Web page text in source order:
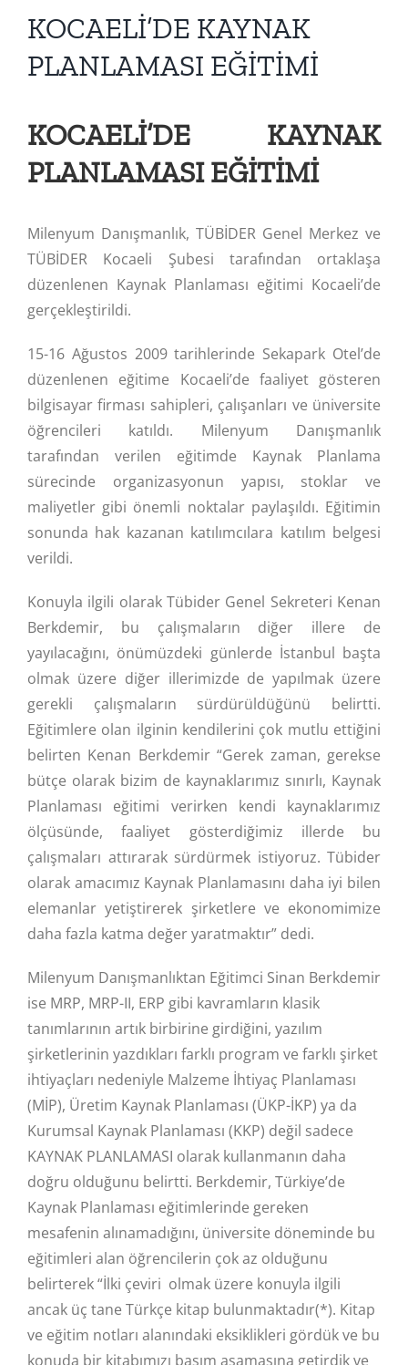
KOCAELİ’DE KAYNAK
PLANLAMASI EĞİTİMİ
KOCAELİ’DE KAYNAK
PLANLAMASI EĞİTİMİ
Milenyum Danışmanlık, TÜBİDER Genel Merkez ve
TÜBİDER Kocaeli Şubesi tarafından ortaklaşa
düzenlenen Kaynak Planlaması eğitimi Kocaeli’de
gerçekleştirildi.
15-16 Ağustos 2009 tarihlerinde Sekapark Otel’de
düzenlenen eğitime Kocaeli’de faaliyet gösteren
bilgisayar firması sahipleri, çalışanları ve üniversite
öğrencileri katıldı. Milenyum Danışmanlık
tarafından verilen eğitimde Kaynak Planlama
sürecinde organizasyonun yapısı, stoklar ve
maliyetler gibi önemli noktalar paylaşıldı. Eğitimin
sonunda hak kazanan katılımcılara katılım belgesi
verildi.
Konuyla ilgili olarak Tübider Genel Sekreteri Kenan
Berkdemir, bu çalışmaların diğer illere de
yayılacağını, önümüzdeki günlerde İstanbul başta
olmak üzere diğer illerimizde de yapılmak üzere
gerekli çalışmaların sürdürüldüğünü belirtti.
Eğitimlere olan ilginin kendilerini çok mutlu ettiğini
belirten Kenan Berkdemir “Gerek zaman, gerekse
bütçe olarak bizim de kaynaklarımız sınırlı, Kaynak
Planlaması eğitimi verirken kendi kaynaklarımız
ölçüsünde, faaliyet gösterdiğimiz illerde bu
çalışmaları attırarak sürdürmek istiyoruz. Tübider
olarak amacımız Kaynak Planlamasını daha iyi bilen
elemanlar yetiştirerek şirketlere ve ekonomimize
daha fazla katma değer yaratmaktır” dedi.
Milenyum Danışmanlıktan Eğitimci Sinan Berkdemir
ise MRP, MRP-II, ERP gibi kavramların klasik
tanımlarının artık birbirine girdiğini, yazılım
şirketlerinin yazdıkları farklı program ve farklı şirket
ihtiyaçları nedeniyle Malzeme İhtiyaç Planlaması
(MİP), Üretim Kaynak Planlaması (ÜKP-İKP) ya da
Kurumsal Kaynak Planlaması (KKP) değil sadece
KAYNAK PLANLAMASI olarak kullanmanın daha
doğru olduğunu belirtti. Berkdemir, Türkiye’de
Kaynak Planlaması eğitimlerinde gereken
mesafenin alınamadığını, üniversite döneminde bu
eğitimleri alan öğrencilerin çok az olduğunu
belirterek “İlki çeviri olmak üzere konuyla ilgili
ancak üç tane Türkçe kitap bulunmaktadır(*). Kitap
ve eğitim notları alanındaki eksiklikleri gördük ve bu
konuda bir kitabımızı basım aşamasına getirdik ve